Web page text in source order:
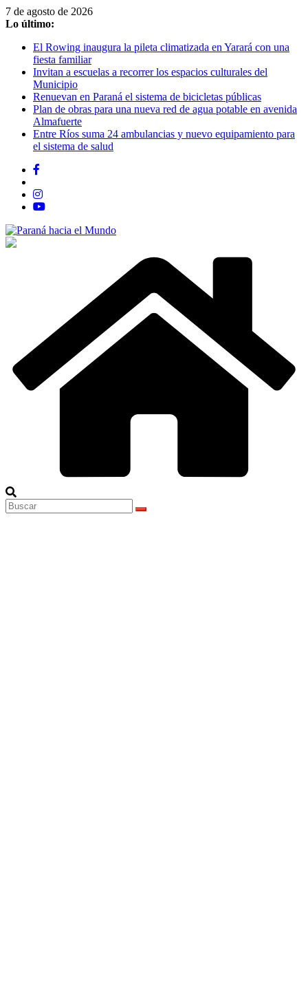
Saltar
al
7 de agosto de 2026
Lo último:
El Rowing inaugura la pileta climatizada en Yarará con una
fiesta familiar
Invitan a escuelas a recorrer los espacios culturales del
Municipio
Renuevan en Paraná el sistema de bicicletas públicas
Plan de obras para una nueva red de agua potable en avenida
Almafuerte
Entre Ríos suma 24 ambulancias y nuevo equipamiento para
el sistema de salud